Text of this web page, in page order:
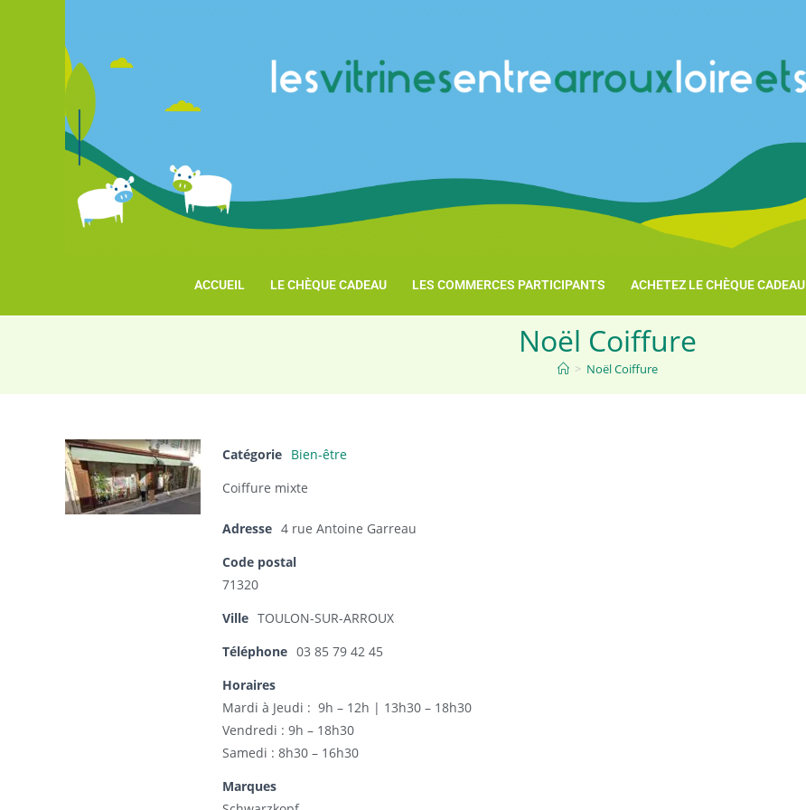
ACCUEIL LE CHÈQUE CADEAU LES COMMERCES PARTICIPANTS ACHETEZ LE CHÈQUE CADEAU
Noël Coiffure
> Noël Coiffure
Catégorie Bien-être
Coiffure mixte
Adresse 4 rue Antoine Garreau
Code postal
71320
Ville TOULON-SUR-ARROUX
Téléphone 03 85 79 42 45
Horaires
Mardi à Jeudi : 9h – 12h | 13h30 – 18h30
Vendredi : 9h – 18h30
Samedi : 8h30 – 16h30
Marques